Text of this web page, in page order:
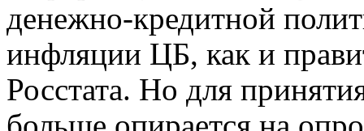
денежно-кредитной
инфляции ЦБ, как и
Росстата. Но для